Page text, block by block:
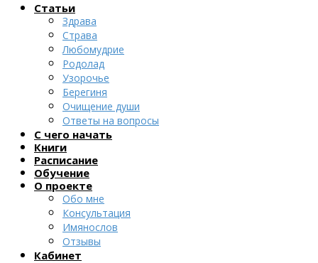
Статьи
Здрава
Страва
Любомудрие
Родолад
Узорочье
Берегиня
Очищение души
Ответы на вопросы
С чего начать
Книги
Расписание
Обучение
О проекте
Обо мне
Консультация
Имянослов
Отзывы
Кабинет